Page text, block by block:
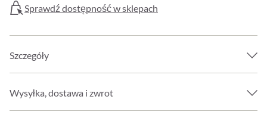
Sprawdź dostępność w sklepach
Szczegóły
Wysyłka, dostawa i zwrot